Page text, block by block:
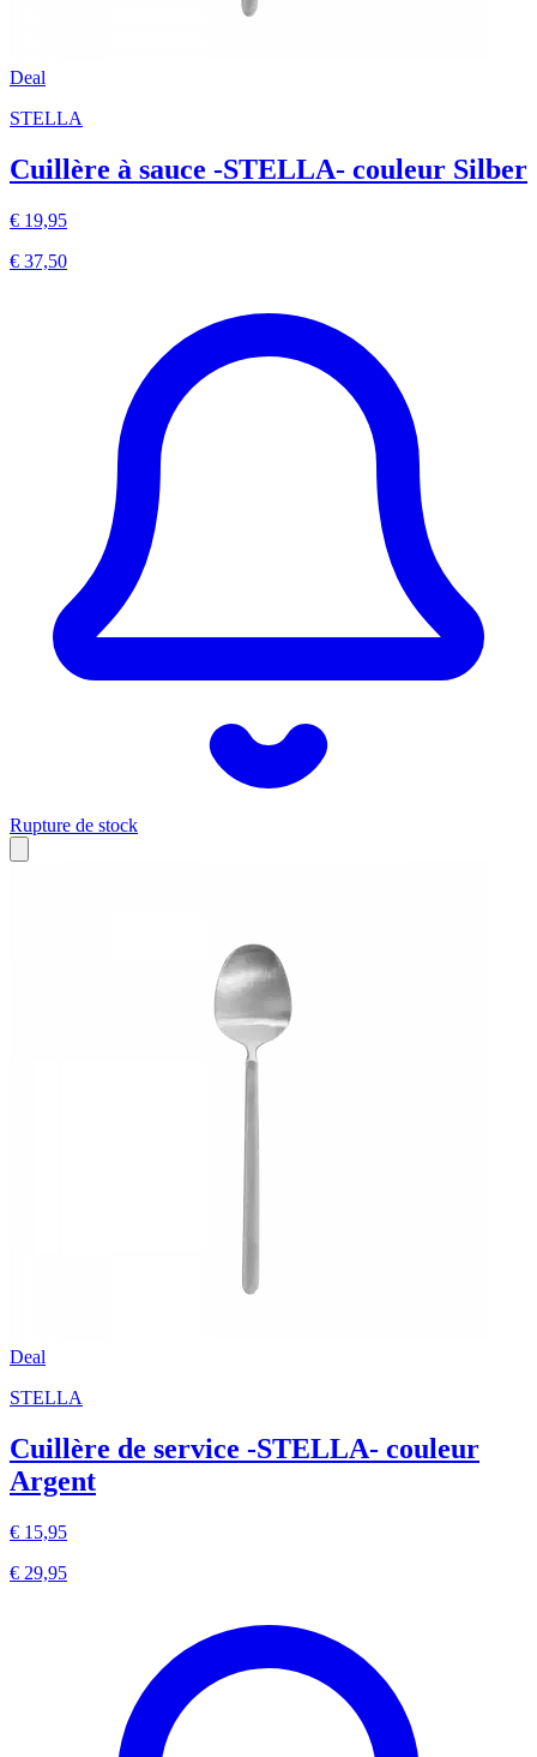
Deal
STELLA
Cuillère à sauce -STELLA- couleur Silber
€ 19,95
€ 37,50
Rupture de stock
Deal
STELLA
Cuillère de service -STELLA- couleur
Argent
€ 15,95
€ 29,95